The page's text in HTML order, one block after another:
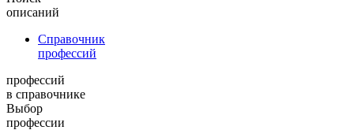
описаний
Справочник
профессий
профессий
в справочнике
Выбор
профессии